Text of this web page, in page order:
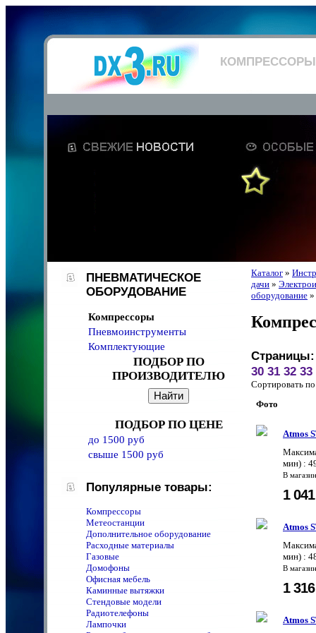
КОМПРЕССОРЫ
ПНЕВМАТИЧЕСКОЕ
ОБОРУДОВАНИЕ
Компрессоры
Пневмоинструменты
Комплектующие
ПОДБОР ПО
ПРОИЗВОДИТЕЛЮ
ПОДБОР ПО ЦЕНЕ
до 1500 руб
свыше 1500 руб
Популярные товары:
Компрессоры
Метеостанции
Дополнительное оборудование
Расходные материалы
Газовые
Домофоны
Офисная мебель
Каминные вытяжки
Стендовые модели
Радиотелефоны
Лампочки
Каталог »
дачи »
оборудование »
Страницы:
30 31 32 33
Сортировать
Фото
Atmos
мин) :
В
1
Atmos
мин) :
В
1
Atmos